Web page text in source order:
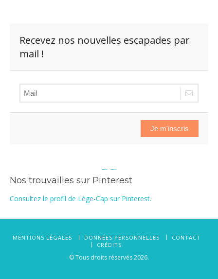
Recevez nos nouvelles escapades par
mail !
Je m'inscris
⁓ ⁓
Nos trouvailles sur Pinterest
Consultez le profil de Lège-Cap sur Pinterest.
MENTIONS LÉGALES DONNÉES PERSONNELLES
CONTACT
CRÉDITS
© Tous droits réservés 2026.